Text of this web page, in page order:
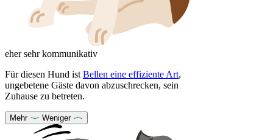
eher sehr kommunikativ
Für diesen Hund ist Bellen eine effiziente Art,
ungebetene Gäste davon abzuschrecken, sein
Zuhause zu betreten.
Mehr Weniger